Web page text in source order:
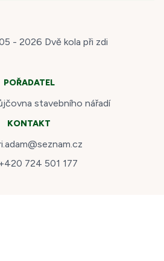
- 2026 Dvě kola při zdi
POŘADATEL
stavebního nářadí
KONTAKT
724 501 177